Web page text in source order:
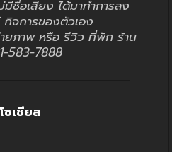
ชื่อเสียง ได้มาทำการลง
จการของตัวเอง
ยภาพ หรือ รีวิว ที่พัก ร้าน
583-7888
ซเชียล